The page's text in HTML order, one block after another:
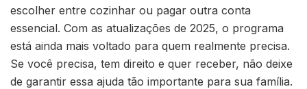
escolher entre cozinhar ou pagar outra conta
essencial. Com as atualizações de 2025, o programa
está ainda mais voltado para quem realmente precisa.
Se você precisa, tem direito e quer receber, não deixe
de garantir essa ajuda tão importante para sua família.